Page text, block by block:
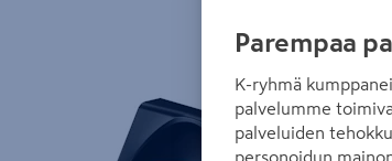
Parempaa
K-ryhmä
palvelumme
palveluiden
personoidun